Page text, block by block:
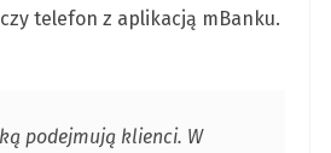
telefon z aplikacją mBanku.
podejmują klienci. W